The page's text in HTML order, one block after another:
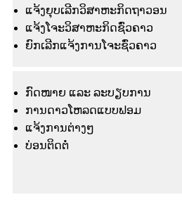
ແຈ້ງຍຸບເລີກວິສາຫະກິດຖາວອນ
ແຈ້ງໂຈະວິສາຫະກິດຊົ່ວຄາວ
ຍົກເລີກແຈ້ງການໂຈະຊົ່ວຄາວ
ກົດໜາຍ ແລະ ລະບຽບການ
ການດາວໂຫລດແບບຟອມ
ແຈ້ງ​ການ​ຕ່າງໆ
ບ່ອນຕິດຕໍ່